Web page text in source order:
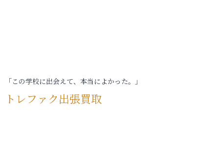
「この学校に出会えて、本当によかった。」
トレファク出張買取